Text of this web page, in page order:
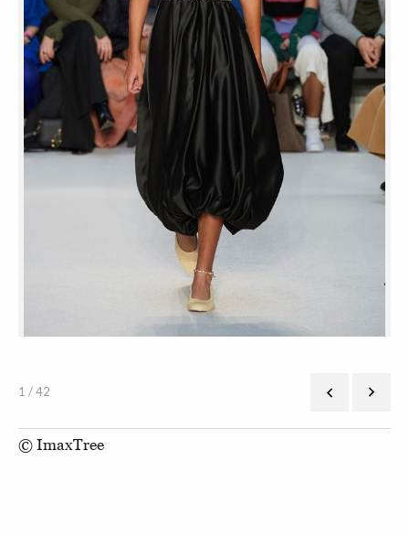
1 / 42
© ImaxTree